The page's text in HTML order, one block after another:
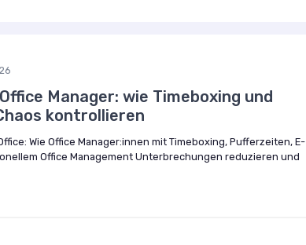
Manager: wie Timeboxing und
kontrollieren
Wie Office Manager:innen mit Timeboxing, Pufferzeiten, E-
Office Management Unterbrechungen reduzieren und